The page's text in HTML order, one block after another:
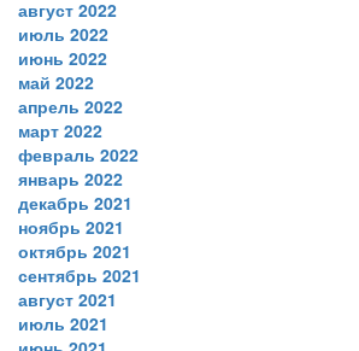
август 2022
июль 2022
июнь 2022
май 2022
апрель 2022
март 2022
февраль 2022
январь 2022
декабрь 2021
ноябрь 2021
октябрь 2021
сентябрь 2021
август 2021
июль 2021